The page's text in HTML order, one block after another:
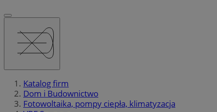
Katalog firm
Dom i Budownictwo
Fotowoltaika, pompy ciepła, klimatyzacja